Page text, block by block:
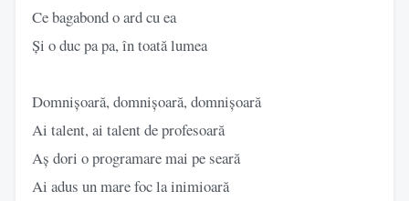
Ce bagabond o ard cu ea
Și o duc pa pa, în toată lumea
Domnișoară, domnișoară, domnișoară
Ai talent, ai talent de profesoară
Aș dori o programare mai pe seară
Ai adus un mare foc la inimioară